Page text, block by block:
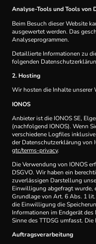
Analyse-Tools und Tools von
Beim Besuch dieser Website
ausgewertet werden. Das
Analyseprogrammen.
Detaillierte Informationen zu
folgenden
2. Hosting
Wir hosten die Inhalte unserer
IONOS
Anbieter ist die IONOS SE,
(nachfolgend IONOS). Wenn
verschiedene Logfiles
der Datenschutzerklärung von
gtc/terms-privacy.
Die Verwendung von IONOS
DSGVO. Wir haben ein
zuverlässigen Darstellung
Einwilligung abgefragt wurde,
Grundlage von Art. 6 Abs. 1
die Einwilligung die
Informationen im Endgerät
Sinne des TTDSG umfasst.
Auftragsverarbeitung